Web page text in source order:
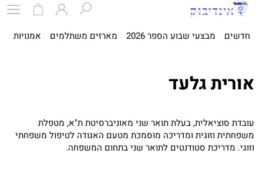
חדשים מבצעי שבוע הספר 2026 מארזים משתלמים אמנויות
אורית גלעד
עובדת סוציאלית, בעלת תואר שני מאוניברסיטת ת"א, מטפלת
משפחתית וזוגית ומדריכה מוסמכת מטעם האגודה לטיפול משפחתי
וזוגי. מדריכת סטודנטים לתואר שני בתחום המשפחה.